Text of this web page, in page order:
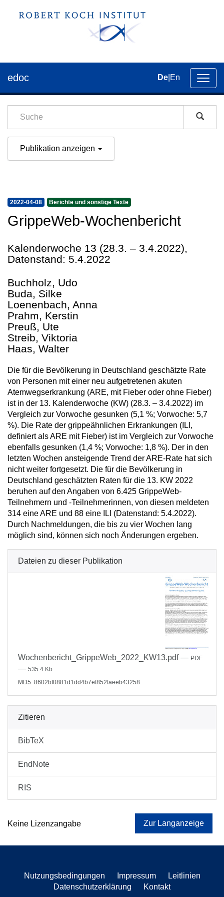
der
edoc De En
Publikation anzeigen
2022-04-08 Berichte und sonstige Texte
GrippeWeb-Wochenbericht
Kalenderwoche 13 (28.3. – 3.4.2022),
Datenstand: 5.4.2022
Buchholz, Udo
Buda, Silke
Loenenbach, Anna
Prahm, Kerstin
Preuß, Ute
Streib, Viktoria
Haas, Walter
Die für die Bevölkerung in Deutschland geschätzte Rate
von Personen mit einer neu aufgetretenen akuten
Atemwegserkrankung (ARE, mit Fieber oder ohne Fieber)
ist in der 13. Kalenderwoche (KW) (28.3. – 3.4.2022) im
Vergleich zur Vorwoche gesunken (5,1 %; Vorwoche: 5,7
%). Die Rate der grippeähnlichen Erkrankungen (ILI,
definiert als ARE mit Fieber) ist im Vergleich zur Vorwoche
ebenfalls gesunken (1,4 %; Vorwoche: 1,8 %). Der in den
letzten Wochen ansteigende Trend der ARE-Rate hat sich
nicht weiter fortgesetzt. Die für die Bevölkerung in
Deutschland geschätzten Raten für die 13. KW 2022
beruhen auf den Angaben von 6.425 GrippeWeb-
Teilnehmern und -Teilnehmerinnen, von diesen meldeten
314 eine ARE und 88 eine ILI (Datenstand: 5.4.2022).
Durch Nachmeldungen, die bis zu vier Wochen lang
möglich sind, können sich noch Änderungen ergeben.
Dateien zu dieser Publikation
Wochenbericht_GrippeWeb_2022_KW13.pdf— PDF
— 535.4 Kb
MD5: 8602bf0881d1dd4b7ef852faeeb43258
Zitieren
BibTeX
EndNote
RIS
Keine Lizenzangabe Zur Langanzeige
Nutzungsbedingungen Impressum
Leitlinien
Datenschutzerklärung
Kontakt